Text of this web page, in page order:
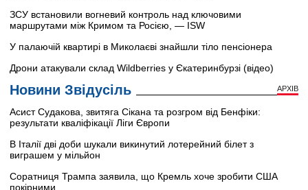
ЗСУ встановили вогневий контроль над ключовими
маршрутами між Кримом та Росією, — ISW
У палаючій квартирі в Миколаєві знайшли тіло пенсіонера
Дрони атакували склад Wildberries у Єкатеринбурзі (відео)
Новини Звідусіль АРХІВ
Асист Судакова, звитяга Сікана та розгром від Бенфіки:
результати кваліфікації Ліги Європи
В Італії дві доби шукали викинутий лотерейний білет з
виграшем у мільйон
Соратниця Трампа заявила, що Кремль хоче зробити США
покірними